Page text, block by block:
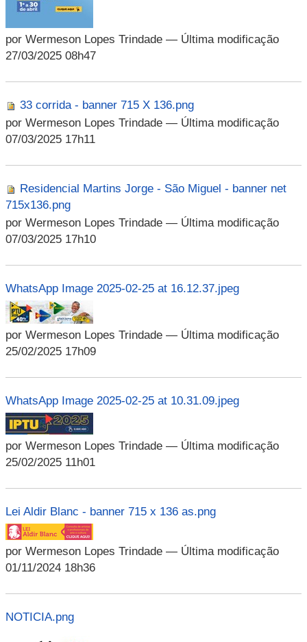
por Wermeson Lopes Trindade — Última modificação
27/03/2025 08h47
33 corrida - banner 715 X 136.png
por Wermeson Lopes Trindade — Última modificação
07/03/2025 17h11
Residencial Martins Jorge - São Miguel - banner net
715x136.png
por Wermeson Lopes Trindade — Última modificação
07/03/2025 17h10
WhatsApp Image 2025-02-25 at 16.12.37.jpeg
por Wermeson Lopes Trindade — Última modificação
25/02/2025 17h09
WhatsApp Image 2025-02-25 at 10.31.09.jpeg
por Wermeson Lopes Trindade — Última modificação
25/02/2025 11h01
Lei Aldir Blanc - banner 715 x 136 as.png
por Wermeson Lopes Trindade — Última modificação
01/11/2024 18h36
NOTICIA.png